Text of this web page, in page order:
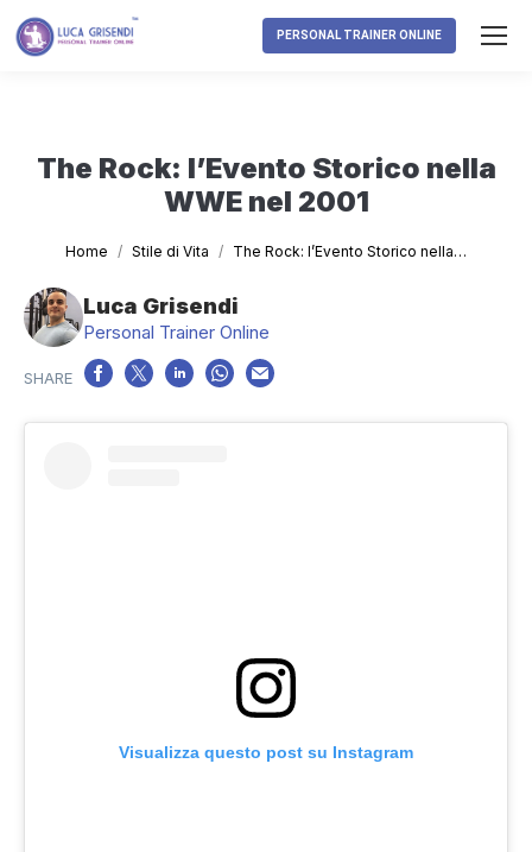
PERSONAL TRAINER ONLINE
The Rock: l’Evento Storico nella
WWE nel 2001
Tu sei qui:
Home Stile di Vita The Rock: l’Evento Storico nella…
Luca Grisendi
Personal Trainer Online
Visualizza questo post su Instagram